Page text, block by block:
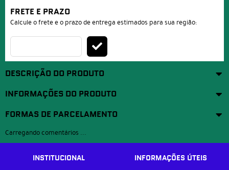
FRETE E PRAZO
Calcule o frete e o prazo de entrega estimados para sua região:
DESCRIÇÃO DO PRODUTO
INFORMAÇÕES DO PRODUTO
FORMAS DE PARCELAMENTO
Carregando comentários ...
INSTITUCIONAL INFORMAÇÕES ÚTEIS